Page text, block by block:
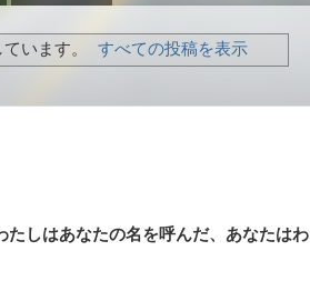
います。 すべての投稿を表示
しはあなたの名を呼んだ、あなたはわ